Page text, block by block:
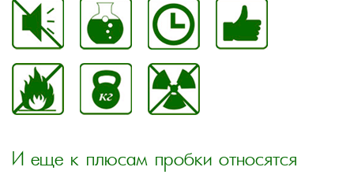
И еще к плюсам пробки относятся